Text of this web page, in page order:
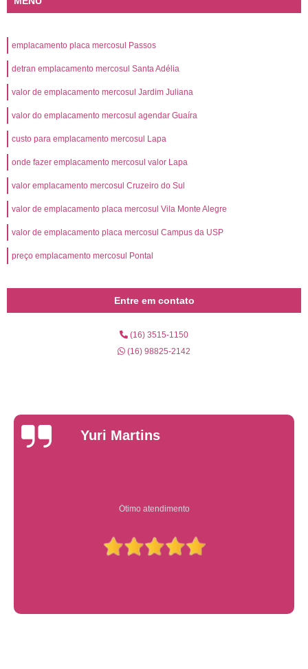
emplacamento placa mercosul Passos
detran emplacamento mercosul Santa Adélia
valor de emplacamento mercosul Jardim Juliana
valor do emplacamento mercosul agendar Guaíra
custo para emplacamento mercosul Lapa
onde fazer emplacamento mercosul valor Lapa
valor emplacamento mercosul Cruzeiro do Sul
valor de emplacamento placa mercosul Vila Monte Alegre
valor de emplacamento placa mercosul Campus da USP
preço emplacamento mercosul Pontal
Entre em contato
(16) 3515-1150
(16) 98825-2142
Yuri Martins
Ótimo atendimento